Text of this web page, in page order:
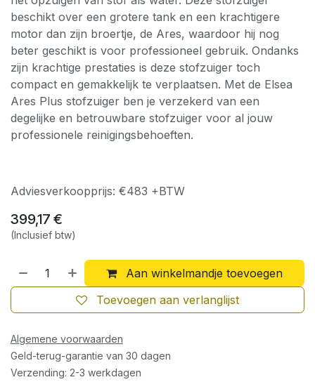
beschikt over een grotere tank en een krachtigere
motor dan zijn broertje, de Ares, waardoor hij nog
beter geschikt is voor professioneel gebruik. Ondanks
zijn krachtige prestaties is deze stofzuiger toch
compact en gemakkelijk te verplaatsen. Met de Elsea
Ares Plus stofzuiger ben je verzekerd van een
degelijke en betrouwbare stofzuiger voor al jouw
professionele reinigingsbehoeften.
Adviesverkoopprijs: €483 +BTW
399,17 €
(Inclusief btw)
Aan winkelmandje toevoegen
Toevoegen aan verlanglijst
Algemene voorwaarden
Geld-terug-garantie van 30 dagen
Verzending: 2-3 werkdagen